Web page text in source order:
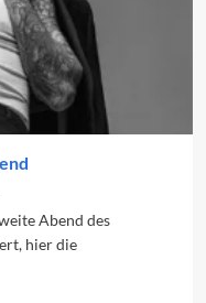
Abend des
hier die